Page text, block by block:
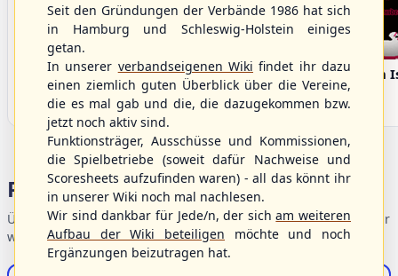
Bargenstedt
Beavers
Elmshorn Alligators Fehmarn
Portalbereiche
Übersicht der Verbandsbereiche – wählen Sie einen Einstieg für
weiterführende Informationen.
Seit den Gründungen der Verbände 1986 hat sich
in Hamburg und Schleswig-Holstein einiges
getan.
In unserer verbandseigenen Wiki findet ihr dazu
einen ziemlich guten Überblick über die Vereine,
die es mal gab und die, die dazugekommen bzw.
jetzt noch aktiv sind.
Funktionsträger, Ausschüsse und Kommissionen,
die Spielbetriebe (soweit dafür Nachweise und
Scoresheets aufzufinden waren) - all das könnt ihr
in unserer Wiki noch mal nachlesen.
Wir sind dankbar für Jede/n, der sicham weiteren
Aufbau der Wiki beteiligen möchte und noch
Ergänzungen beizutragen hat.